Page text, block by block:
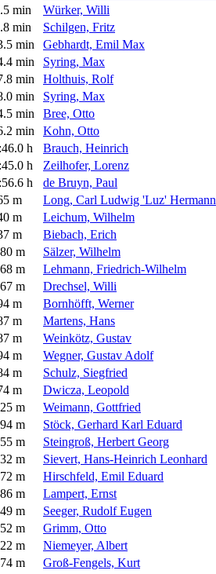
min Würker, Willi
min Schilgen, Fritz
min Gebhardt, Emil Max
min Syring, Max
min Holthuis, Rolf
min Syring, Max
min Bree, Otto
min Kohn, Otto
h Brauch, Heinrich
h Zeilhofer, Lorenz
h de Bruyn, Paul
m Long, Carl Ludwig 'Luz' Hermann
m Leichum, Wilhelm
m Biebach, Erich
m Sälzer, Wilhelm
m Lehmann, Friedrich-Wilhelm
m Drechsel, Willi
m Bornhöfft, Werner
m Martens, Hans
m Weinkötz, Gustav
m Wegner, Gustav Adolf
m Schulz, Siegfried
m Dwicza, Leopold
m Weimann, Gottfried
m Stöck, Gerhard Karl Eduard
m Steingroß, Herbert Georg
m Sievert, Hans-Heinrich Leonhard
m Hirschfeld, Emil Eduard
m Lampert, Ernst
m Seeger, Rudolf Eugen
m Grimm, Otto
m Niemeyer, Albert
m Groß-Fengels, Kurt